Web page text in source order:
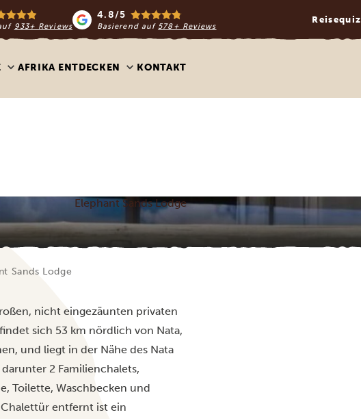
933+ Reviews
4.8/5
Basierend auf 578+ Reviews
Reisequiz
AFRIKA ENTDECKEN KONTAKT
Elephant Sands Lodge
Sands Lodge
nicht eingezäunten privaten
sich 53 km nördlich von Nata,
und liegt in der Nähe des Nata
2 Familienchalets,
Toilette, Waschbecken und
entfernt ist ein